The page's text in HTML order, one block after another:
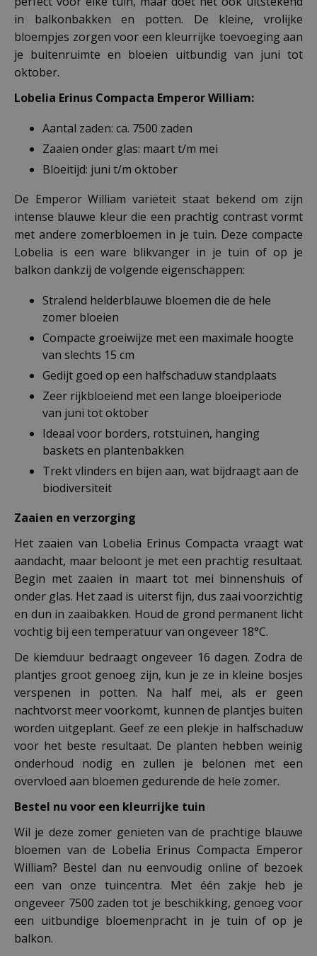
in balkonbakken en potten. De kleine, vrolijke
bloempjes zorgen voor een kleurrijke toevoeging aan
je buitenruimte en bloeien uitbundig van juni tot
oktober.
Lobelia Erinus Compacta Emperor William:
Aantal zaden: ca. 7500 zaden
Zaaien onder glas: maart t/m mei
Bloeitijd: juni t/m oktober
De Emperor William variëteit staat bekend om zijn
intense blauwe kleur die een prachtig contrast vormt
met andere zomerbloemen in je tuin. Deze compacte
Lobelia is een ware blikvanger in je tuin of op je
balkon dankzij de volgende eigenschappen:
Stralend helderblauwe bloemen die de hele
zomer bloeien
Compacte groeiwijze met een maximale hoogte
van slechts 15 cm
Gedijt goed op een halfschaduw standplaats
Zeer rijkbloeiend met een lange bloeiperiode
van juni tot oktober
Ideaal voor borders, rotstuinen, hanging
baskets en plantenbakken
Trekt vlinders en bijen aan, wat bijdraagt aan de
biodiversiteit
Zaaien en verzorging
Het zaaien van Lobelia Erinus Compacta vraagt wat
aandacht, maar beloont je met een prachtig resultaat.
Begin met zaaien in maart tot mei binnenshuis of
onder glas. Het zaad is uiterst fijn, dus zaai voorzichtig
en dun in zaaibakken. Houd de grond permanent licht
vochtig bij een temperatuur van ongeveer 18°C.
De kiemduur bedraagt ongeveer 16 dagen. Zodra de
plantjes groot genoeg zijn, kun je ze in kleine bosjes
verspenen in potten. Na half mei, als er geen
nachtvorst meer voorkomt, kunnen de plantjes buiten
worden uitgeplant. Geef ze een plekje in halfschaduw
voor het beste resultaat. De planten hebben weinig
onderhoud nodig en zullen je belonen met een
overvloed aan bloemen gedurende de hele zomer.
Bestel nu voor een kleurrijke tuin
Wil je deze zomer genieten van de prachtige blauwe
bloemen van de Lobelia Erinus Compacta Emperor
William? Bestel dan nu eenvoudig online of bezoek
een van onze tuincentra. Met één zakje heb je
ongeveer 7500 zaden tot je beschikking, genoeg voor
een uitbundige bloemenpracht in je tuin of op je
balkon.